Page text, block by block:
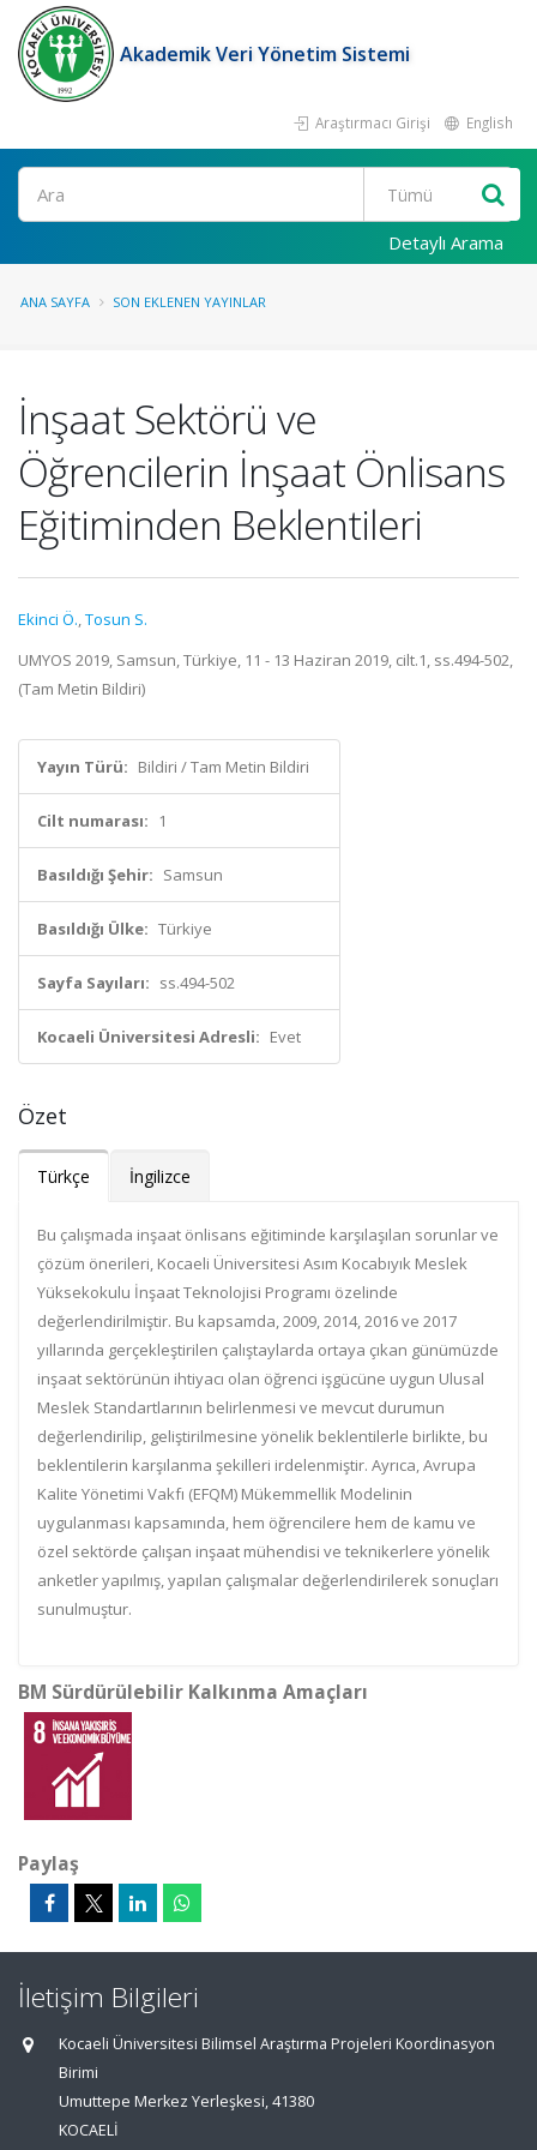
Akademik Veri Yönetim Sistemi
Araştırmacı Girişi English
Ara
Detaylı Arama
ANA SAYFA SON EKLENEN YAYINLAR
İnşaat Sektörü ve
Öğrencilerin İnşaat Önlisans
Eğitiminden Beklentileri
Ekinci Ö.,Tosun S.
UMYOS 2019, Samsun, Türkiye, 11 - 13 Haziran 2019, cilt.1, ss.494-502,
(Tam Metin Bildiri)
Yayın Türü: Bildiri / Tam Metin Bildiri
Cilt numarası: 1
Basıldığı Şehir: Samsun
Basıldığı Ülke: Türkiye
Sayfa Sayıları: ss.494-502
Kocaeli Üniversitesi Adresli: Evet
Özet
Türkçe İngilizce
Bu çalışmada inşaat önlisans eğitiminde karşılaşılan sorunlar ve
çözüm önerileri, Kocaeli Üniversitesi Asım Kocabıyık Meslek
Yüksekokulu İnşaat Teknolojisi Programı özelinde
değerlendirilmiştir. Bu kapsamda, 2009, 2014, 2016 ve 2017
yıllarında gerçekleştirilen çalıştaylarda ortaya çıkan günümüzde
inşaat sektörünün ihtiyacı olan öğrenci işgücüne uygun Ulusal
Meslek Standartlarının belirlenmesi ve mevcut durumun
değerlendirilip, geliştirilmesine yönelik beklentilerle birlikte, bu
beklentilerin karşılanma şekilleri irdelenmiştir. Ayrıca, Avrupa
Kalite Yönetimi Vakfı (EFQM) Mükemmellik Modelinin
uygulanması kapsamında, hem öğrencilere hem de kamu ve
özel sektörde çalışan inşaat mühendisi ve teknikerlere yönelik
anketler yapılmış, yapılan çalışmalar değerlendirilerek sonuçları
sunulmuştur.
BM Sürdürülebilir Kalkınma Amaçları
Paylaş
İletişim Bilgileri
Kocaeli Üniversitesi Bilimsel Araştırma Projeleri Koordinasyon
Birimi
Umuttepe Merkez Yerleşkesi, 41380
KOCAELİ